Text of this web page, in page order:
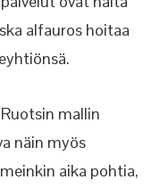
alfauros hoitaa
mallin
näin myös
aika pohtia,